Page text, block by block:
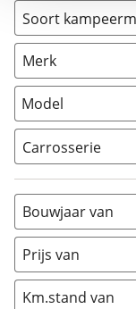
Soort
Camper (1)
Caravan
Vouwwagen
Merk
Model
Carrosserie
Alkoof (0)
Busmodel
Caravan (0)
Half-integraal
Integraal (0)
Opzetunit (0
Bouwjaar van
Prijs van
Km.stand van